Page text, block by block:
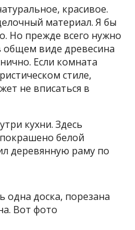
красивое.
материал. Я бы
Но прежде всего нужно
общем виде древесина
Если комната
стиле,
не вписаться в
кухни. Здесь
белой
деревянную раму по
одна доска, порезана
Вот фото